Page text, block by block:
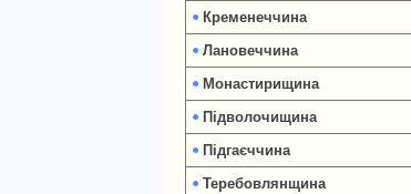
Кременеччина
Лановеччина
Монастирищина
Підволочищина
Підгаєччина
Теребовлянщина